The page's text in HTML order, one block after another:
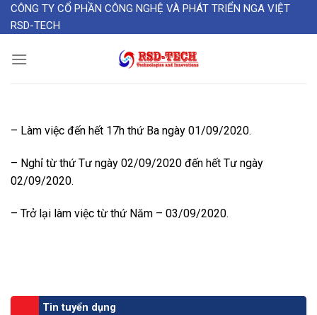
Skip
CÔNG TY CỔ PHẦN CÔNG NGHỆ VÀ PHÁT TRIỂN NGA VIỆT
RSD-TECH
– Làm việc đến hết 17h thứ Ba ngày 01/09/2020.
– Nghỉ từ thứ Tư ngày 02/09/2020 đến hết Tư ngày
02/09/2020.
– Trở lại làm việc từ thứ Năm – 03/09/2020.
Tin tuyển dụng